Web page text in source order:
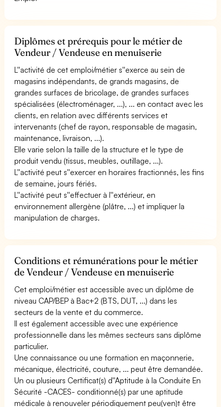
Diplômes et prérequis pour le métier de
Vendeur / Vendeuse en menuiserie
L''activité de cet emploi/métier s''exerce au sein de
magasins indépendants, de grands magasins, de
grandes surfaces de bricolage, de grandes surfaces
spécialisées (électroménager, ...), ... en contact avec les
clients, en relation avec différents services et
intervenants (chef de rayon, responsable de magasin,
maintenance, livraison, ...).
Elle varie selon la taille de la structure et le type de
produit vendu (tissus, meubles, outillage, ...).
L''activité peut s''exercer en horaires fractionnés, les fins
de semaine, jours fériés.
L''activité peut s''effectuer à l''extérieur, en
environnement allergène (plâtre, ...) et impliquer la
manipulation de charges.
Conditions et rémunérations pour le métier
de Vendeur / Vendeuse en menuiserie
Cet emploi/métier est accessible avec un diplôme de
niveau CAP/BEP à Bac+2 (BTS, DUT, ...) dans les
secteurs de la vente et du commerce.
Il est également accessible avec une expérience
professionnelle dans les mêmes secteurs sans diplôme
particulier.
Une connaissance ou une formation en maçonnerie,
mécanique, électricité, couture, ... peut être demandée.
Un ou plusieurs Certificat(s) d''Aptitude à la Conduite En
Sécurité -CACES- conditionné(s) par une aptitude
médicale à renouveler périodiquement peu(ven)t être